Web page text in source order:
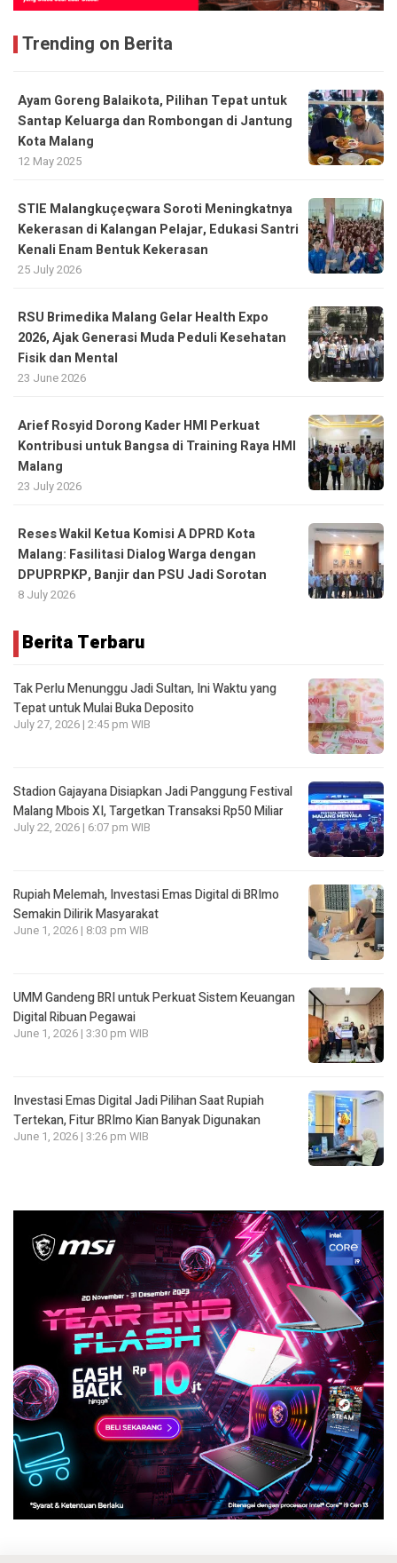
Trending on Berita
Ayam Goreng Balaikota, Pilihan Tepat untuk
Santap Keluarga dan Rombongan di Jantung
Kota Malang
12 May 2025
STIE Malangkuçeçwara Soroti Meningkatnya
Kekerasan di Kalangan Pelajar, Edukasi Santri
Kenali Enam Bentuk Kekerasan
25 July 2026
RSU Brimedika Malang Gelar Health Expo
2026, Ajak Generasi Muda Peduli Kesehatan
Fisik dan Mental
23 June 2026
Arief Rosyid Dorong Kader HMI Perkuat
Kontribusi untuk Bangsa di Training Raya HMI
Malang
23 July 2026
Reses Wakil Ketua Komisi A DPRD Kota
Malang: Fasilitasi Dialog Warga dengan
DPUPRPKP, Banjir dan PSU Jadi Sorotan
8 July 2026
Berita Terbaru
Tak Perlu Menunggu Jadi Sultan, Ini Waktu yang
Tepat untuk Mulai Buka Deposito
July 27, 2026 | 2:45 pm WIB
Stadion Gajayana Disiapkan Jadi Panggung Festival
Malang Mbois XI, Targetkan Transaksi Rp50 Miliar
July 22, 2026 | 6:07 pm WIB
Rupiah Melemah, Investasi Emas Digital di BRImo
Semakin Dilirik Masyarakat
June 1, 2026 | 8:03 pm WIB
UMM Gandeng BRI untuk Perkuat Sistem Keuangan
Digital Ribuan Pegawai
June 1, 2026 | 3:30 pm WIB
Investasi Emas Digital Jadi Pilihan Saat Rupiah
Tertekan, Fitur BRImo Kian Banyak Digunakan
June 1, 2026 | 3:26 pm WIB